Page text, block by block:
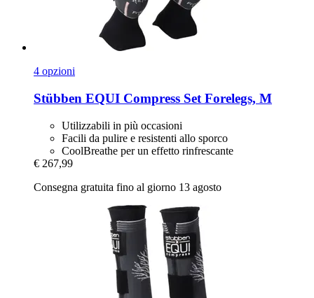
4 opzioni
Stübben EQUI Compress Set Forelegs, M
Utilizzabili in più occasioni
Facili da pulire e resistenti allo sporco
CoolBreathe per un effetto rinfrescante
€ 267,99
Consegna gratuita fino al giorno 13 agosto